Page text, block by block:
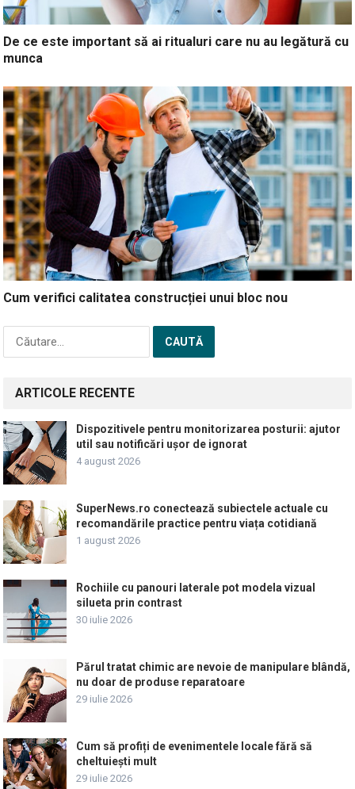
De ce este important să ai ritualuri care nu au legătură cu
munca
Cum verifici calitatea construcției unui bloc nou
Caută
după:
ARTICOLE RECENTE
Dispozitivele pentru monitorizarea posturii: ajutor
util sau notificări ușor de ignorat
4 august 2026
SuperNews.ro conectează subiectele actuale cu
recomandările practice pentru viața cotidiană
1 august 2026
Rochiile cu panouri laterale pot modela vizual
silueta prin contrast
30 iulie 2026
Părul tratat chimic are nevoie de manipulare blândă,
nu doar de produse reparatoare
29 iulie 2026
Cum să profiți de evenimentele locale fără să
cheltuiești mult
29 iulie 2026